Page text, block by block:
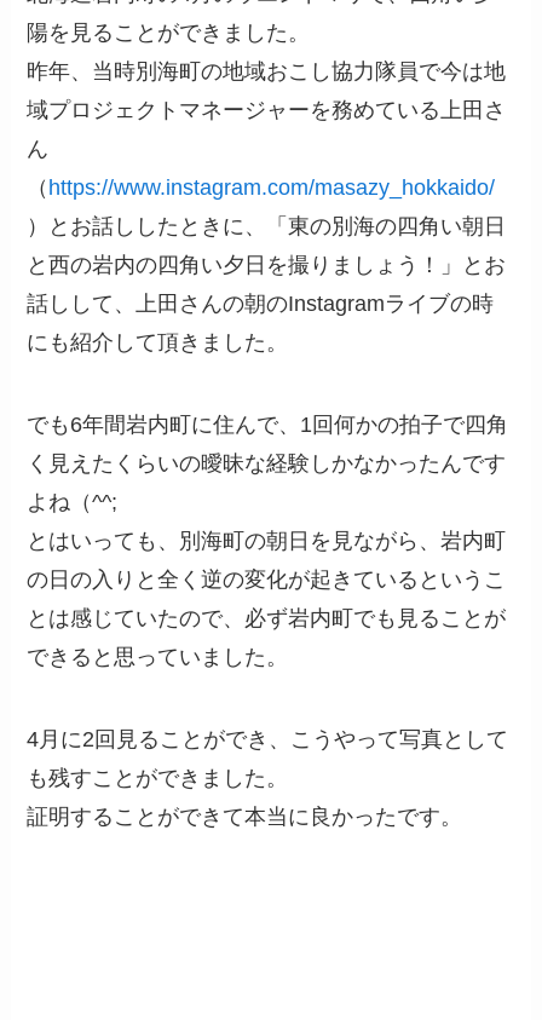
陽を見ることができました。
昨年、当時別海町の地域おこし協力隊員で今は地
域プロジェクトマネージャーを務めている上田さ
ん
（ https://www.instagram.com/masazy_hokkaido/
）とお話ししたときに、「東の別海の四角い朝日
と西の岩内の四角い夕日を撮りましょう！」とお
話しして、上田さんの朝のInstagramライブの時
にも紹介して頂きました。
でも6年間岩内町に住んで、1回何かの拍子で四角
く見えたくらいの曖昧な経験しかなかったんです
よね（^^;
とはいっても、別海町の朝日を見ながら、岩内町
の日の入りと全く逆の変化が起きているというこ
とは感じていたので、必ず岩内町でも見ることが
できると思っていました。
4月に2回見ることができ、こうやって写真として
も残すことができました。
証明することができて本当に良かったです。